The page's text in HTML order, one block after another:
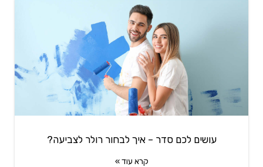
עושים לכם סדר – איך לבחור רולר לצביעה?
קרא עוד »